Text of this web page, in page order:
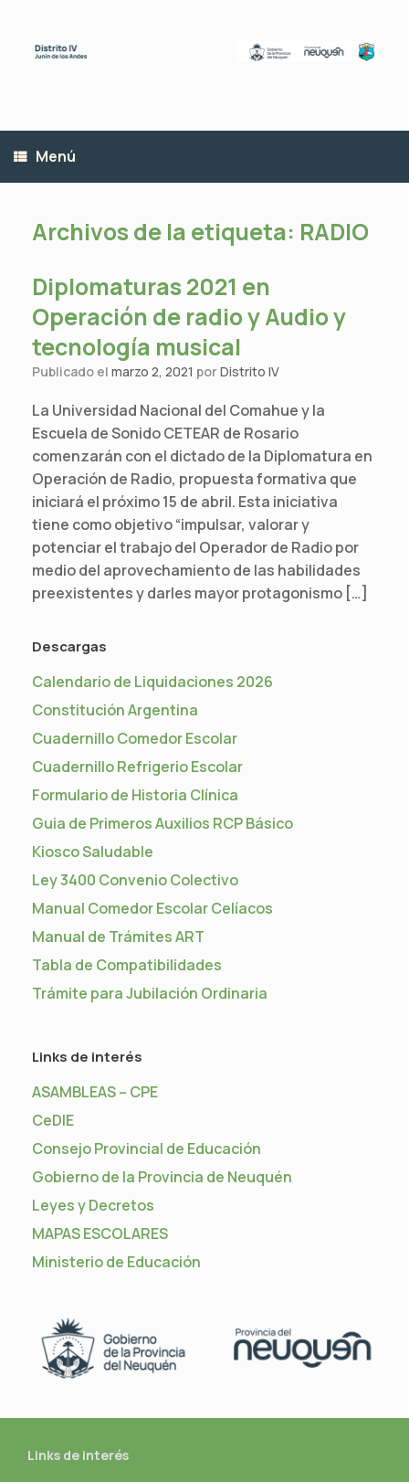
contenido
Menú
Archivos de la etiqueta: RADIO
Diplomaturas 2021 en
Operación de radio y Audio y
tecnología musical
Publicado el marzo 2, 2021 porDistrito IV
La Universidad Nacional del Comahue y la
Escuela de Sonido CETEAR de Rosario
comenzarán con el dictado de la Diplomatura en
Operación de Radio, propuesta formativa que
iniciará el próximo 15 de abril. Esta iniciativa
tiene como objetivo “impulsar, valorar y
potenciar el trabajo del Operador de Radio por
medio del aprovechamiento de las habilidades
preexistentes y darles mayor protagonismo […]
Descargas
Calendario de Liquidaciones 2026
Constitución Argentina
Cuadernillo Comedor Escolar
Cuadernillo Refrigerio Escolar
Formulario de Historia Clínica
Guia de Primeros Auxilios RCP Básico
Kiosco Saludable
Ley 3400 Convenio Colectivo
Manual Comedor Escolar Celíacos
Manual de Trámites ART
Tabla de Compatibilidades
Trámite para Jubilación Ordinaria
Links de interés
ASAMBLEAS – CPE
CeDIE
Consejo Provincial de Educación
Gobierno de la Provincia de Neuquén
Leyes y Decretos
MAPAS ESCOLARES
Ministerio de Educación
Links de interés